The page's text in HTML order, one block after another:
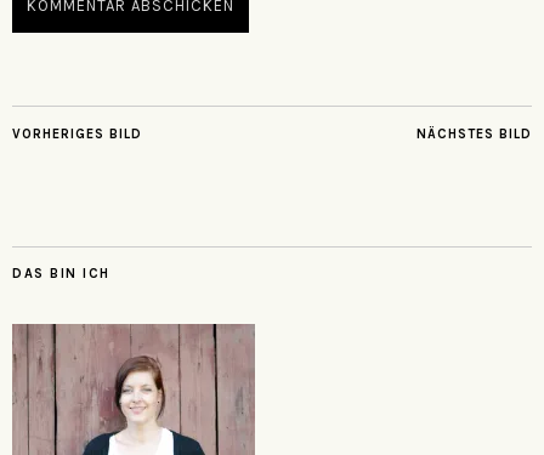
NÄCHSTES BILD
VORHERIGES BILD
DAS BIN ICH